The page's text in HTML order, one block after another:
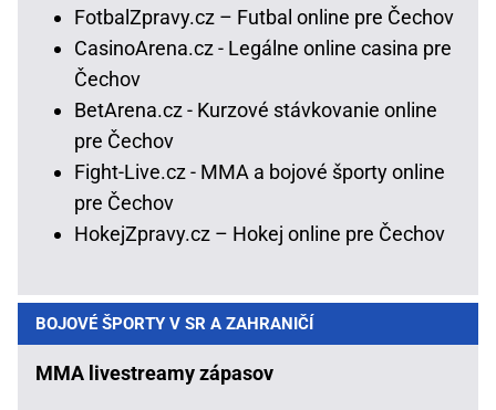
FotbalZpravy.cz – Futbal online pre Čechov
CasinoArena.cz - Legálne online casina pre
Čechov
BetArena.cz - Kurzové stávkovanie online
pre Čechov
Fight-Live.cz - MMA a bojové športy online
pre Čechov
HokejZpravy.cz – Hokej online pre Čechov
BOJOVÉ ŠPORTY V SR A ZAHRANIČÍ
MMA livestreamy zápasov